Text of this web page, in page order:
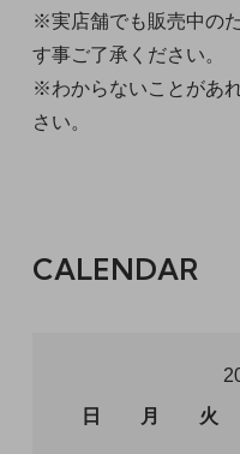
※実店舗でも販売中の
す事ご了承ください。
※わからないことがあ
さい。
CALENDAR
日
月 火